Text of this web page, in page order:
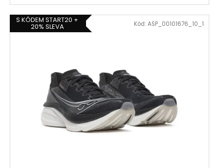
S KÓDEM START20 +
20% SLEVA Kód: ASP_00101676_10_1